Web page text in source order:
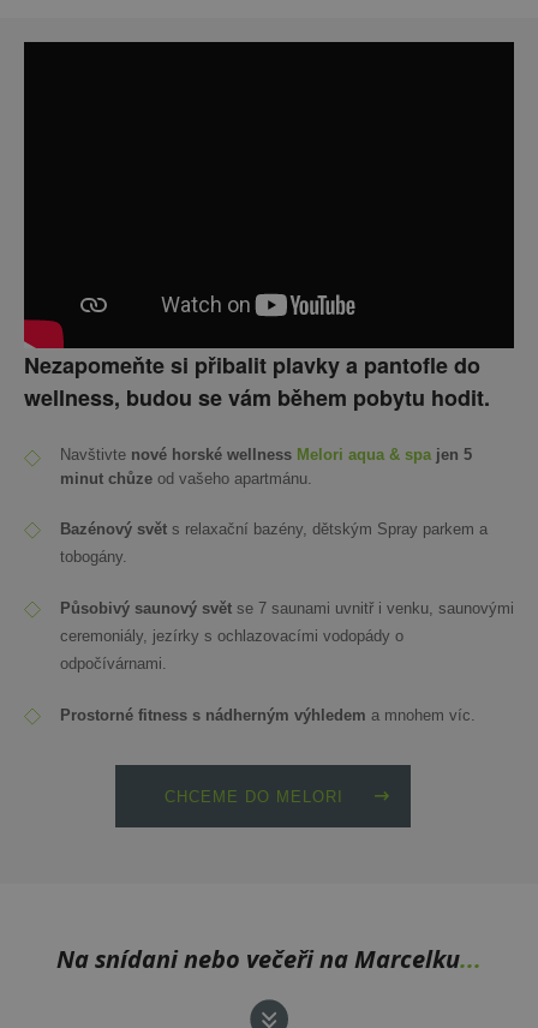
Nezapomeňte si přibalit plavky a pantofle do
wellness, budou se vám během pobytu hodit.
Navštivte nové horské wellness Melori aqua & spa jen 5
minut chůze od vašeho apartmánu.
Bazénový svět s relaxační bazény, dětským Spray parkem a
tobogány.
Působivý saunový svět se 7 saunami uvnitř i venku, saunovými
ceremoniály, jezírky s ochlazovacími vodopády o
odpočívárnami.
Prostorné fitness s nádherným výhledem a mnohem víc.
CHCEME DO MELORI
Na snídani nebo večeři na Marcelku...